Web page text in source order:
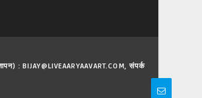
: BIJAY@LIVEAARYAAVART.COM, संपर्क